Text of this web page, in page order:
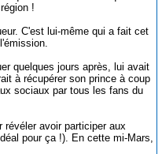
!
C'est lui-même qui a fait cet
quelques jours après, lui avait
à récupérer son prince à coup
sociaux par tous les fans du
avoir participer aux
pour ça !). En cette mi-Mars,